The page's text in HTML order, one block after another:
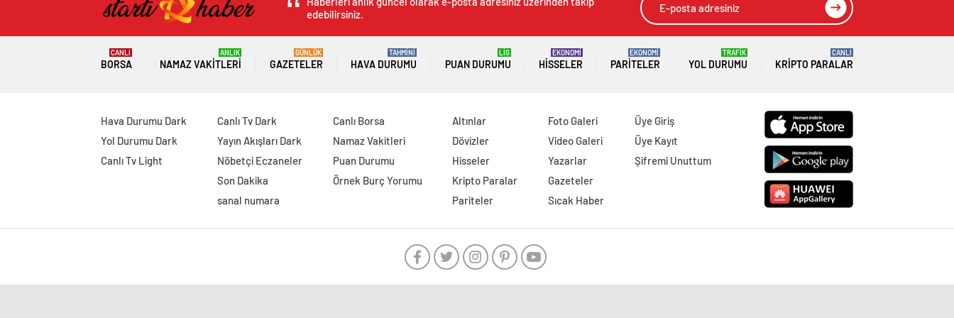
edebilirsiniz.
BORSA
CANLI
NAMAZ VAKITLERI
ANLIK
GAZETELER
GÜNLÜK
HAVA DURUMU
TAHMİNİ
PUAN DURUMU
LİG
HISSELER
EKONOMİ
PARITELER
EKONOMİ
YOL DURUMU
TRAFİK
KRIPTO PARALAR
CANLI
Hava Durumu Dark
Yol Durumu Dark
Canlı Tv Light
Canlı Tv Dark
Yayın Akışları Dark
Nöbetçi Eczaneler
Son Dakika
sanal numara
Canlı Borsa
Namaz Vakitleri
Puan Durumu
Örnek Burç Yorumu
Altınlar
Dövizler
Hisseler
Kripto Paralar
Pariteler
Foto Galeri
Video Galeri
Yazarlar
Gazeteler
Sıcak Haber
Üye Giriş
Üye Kayıt
Şifremi Unuttum